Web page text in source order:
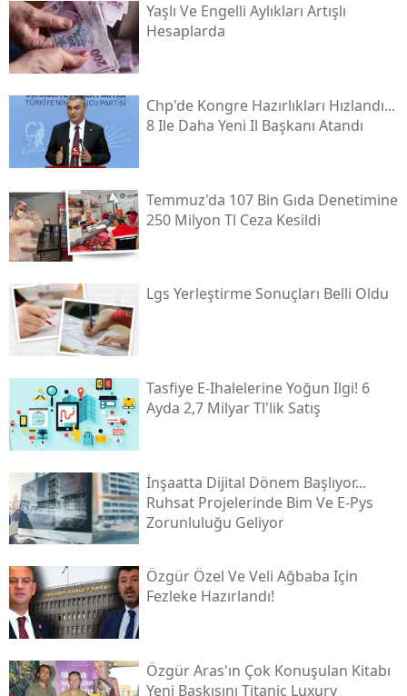
Yaşlı Ve Engelli Aylıkları Artışlı
Hesaplarda
Chp'de Kongre Hazırlıkları Hızlandı...
8 Ile Daha Yeni Il Başkanı Atandı
Temmuz'da 107 Bin Gıda Denetimine
250 Milyon Tl Ceza Kesildi
Lgs Yerleştirme Sonuçları Belli Oldu
Tasfiye E-Ihalelerine Yoğun Ilgi! 6
Ayda 2,7 Milyar Tl'lik Satış
İnşaatta Dijital Dönem Başlıyor...
Ruhsat Projelerinde Bim Ve E-Pys
Zorunluluğu Geliyor
Özgür Özel Ve Veli Ağbaba Için
Fezleke Hazırlandı!
Özgür Aras'ın Çok Konuşulan Kitabı
Yeni Baskısını Titanic Luxury